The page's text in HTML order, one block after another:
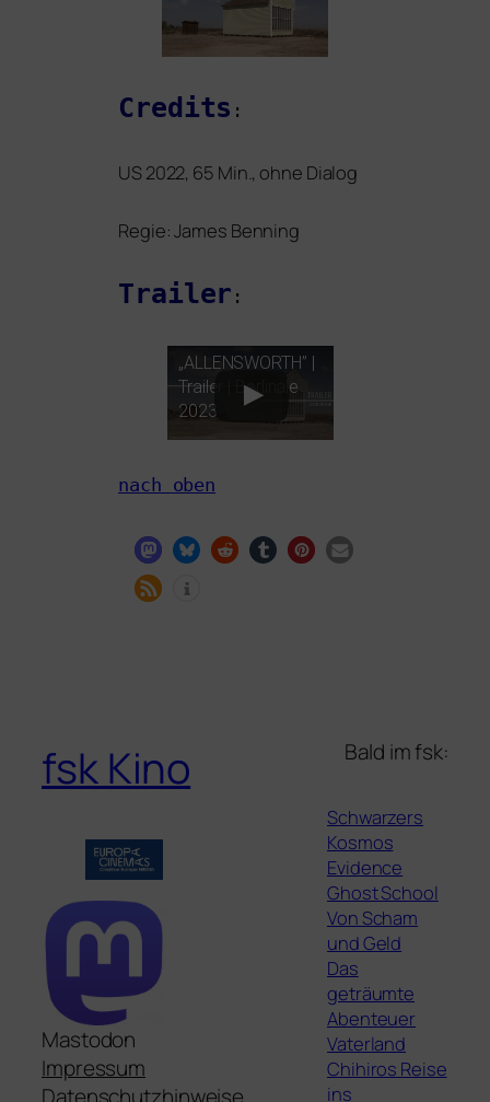
Credits :
US2022, 65 Min., ohne Dialog
Regie: James Benning
Trailer :
„ALLENSWORTH” |
Trailer | Berlinale
2023
nach oben
fsk Kino
Mastodon
Impressum
Datenschutzhinweise
Bald im fsk:
Schwarzers
Kosmos
Evidence
Ghost School
Von Scham
und Geld
Das
geträumte
Abenteuer
Vaterland
Chihiros Reise
ins